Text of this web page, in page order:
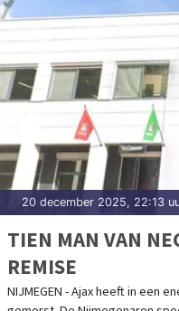
20 december 2025, 22:13
TIEN MAN VAN
REMISE
NIJMEGEN - Ajax heeft in een